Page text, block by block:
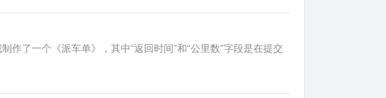
作了一个《派车单》，其中“返回时间”和“公里数”字段是在提交